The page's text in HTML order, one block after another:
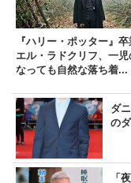
『ハリー・ポッター』
エル・ラドクリフ、一
なっても自然な落ち着...
ダ
の
「